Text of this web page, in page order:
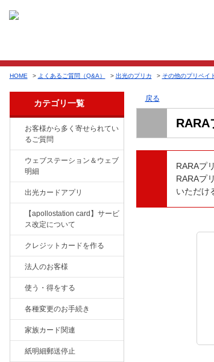
HOME > よくあるご質問（Q&A） > 出光のプリカ > その他のプリペイ
カテゴリ一覧
お客様から多く寄せられてい
るご質問
ウェブステーション＆ウェブ
明細
出光カードアプリ
【apollostation card】サービ
ス改定について
クレジットカードを作る
法人のお客様
使う・得をする
各種変更のお手続き
家族カード関連
紙明細郵送停止
戻る
RARA
RARAプ
RARAプ
いただけ